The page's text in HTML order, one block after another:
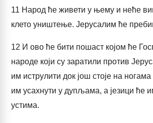
11 Народ ће живети у њему и неће
клето уништење. Јерусалим ће
12 И ово ће бити пошаст којом ће
народе који су заратили против
им иструлити док још стоје на
им усахнути у дупљама, а језици ће
устима.